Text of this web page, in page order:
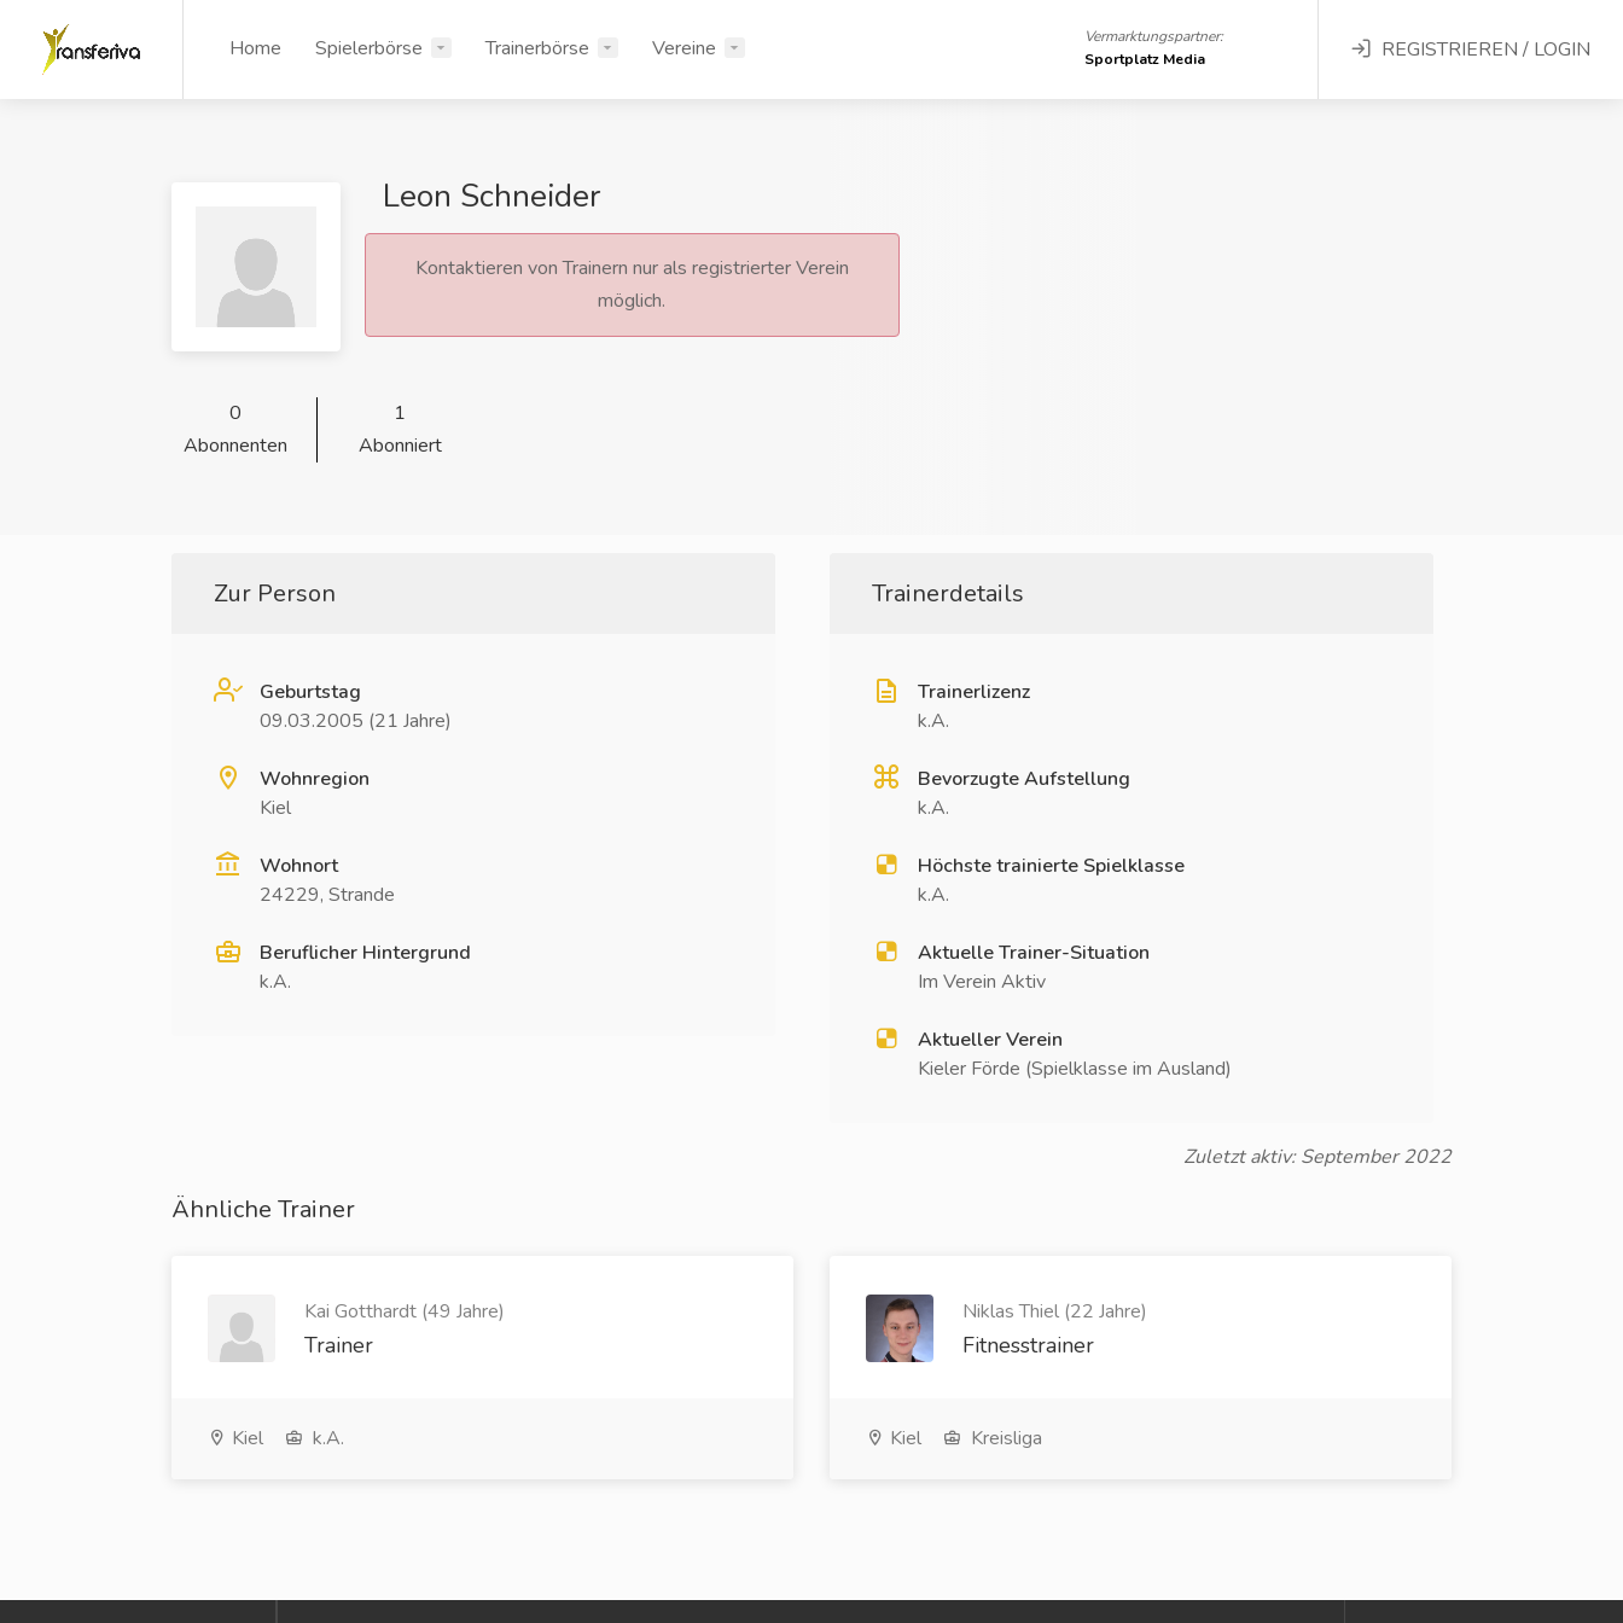
Home Spielerbörse Trainerbörse Vereine
Vermarktungspartner:
Sportplatz Media
REGISTRIEREN / LOGIN
Leon Schneider
Kontaktieren von Trainern nur als registrierter Verein
möglich.
0
Abonnenten
1
Abonniert
Zur Person
Geburtstag
09.03.2005 (21 Jahre)
Wohnregion
Kiel
Wohnort
24229, Strande
Beruflicher Hintergrund
k.A.
Trainerdetails
Trainerlizenz
k.A.
Bevorzugte Aufstellung
k.A.
Höchste trainierte Spielklasse
k.A.
Aktuelle Trainer-Situation
Im Verein Aktiv
Aktueller Verein
Kieler Förde (Spielklasse im Ausland)
Zuletzt aktiv: September 2022
Ähnliche Trainer
Kai Gotthardt (49 Jahre)
Trainer
Kiel k.A.
Niklas Thiel (22 Jahre)
Fitnesstrainer
Kiel Kreisliga